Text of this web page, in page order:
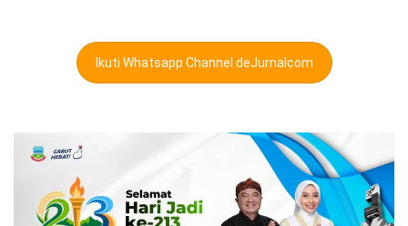
Ikuti Whatsapp Channel deJurnalcom